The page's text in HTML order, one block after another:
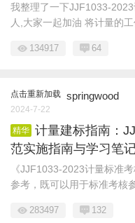
我整理了一下JJF1033-
人,大家一起加油 将计量的工
134917 64
点击重新加载 springwood
2024-7-22
精华 计量建标指南：
范实施指南与学习笔
《JJF1033-2023计量标准
参考，既可以用于标准考核
283497 132